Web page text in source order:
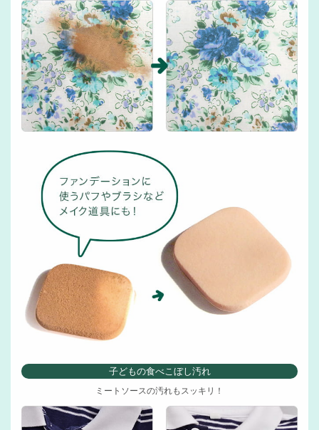
子どもの食べこぼし汚れ
ミートソースの汚れもスッキリ！